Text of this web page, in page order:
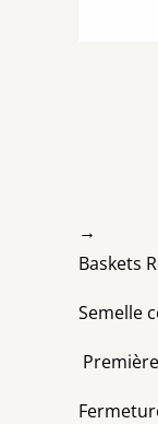
→
Baskets
Semelle